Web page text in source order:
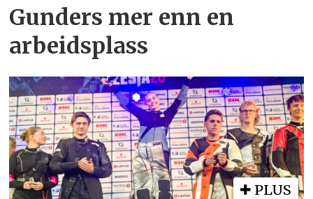
Gunders mer enn en
arbeidsplass
PLUS